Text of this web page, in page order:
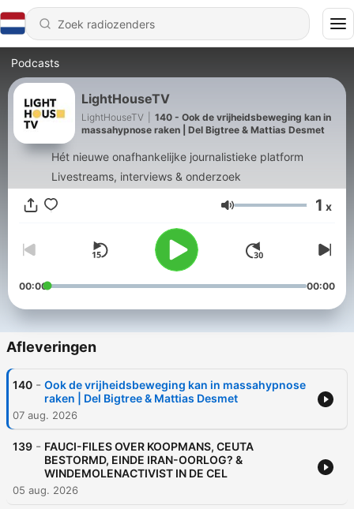
Podcasts
LightHouseTV
LightHouseTV
140 - Ook de vrijheidsbeweging kan in
massahypnose raken | Del Bigtree & Mattias Desmet
Hét nieuwe onafhankelijke journalistieke platform
Livestreams, interviews & onderzoek
Volume 1 x
00:00 00:00
Afleveringen
140 - Ook de vrijheidsbeweging kan in massahypnose
raken | Del Bigtree & Mattias Desmet
07 aug. 2026
139 - ​FAUCI-FILES OVER KOOPMANS, CEUTA
BESTORMD, EINDE IRAN-OORLOG? &
WINDEMOLENACTIVIST IN DE CEL
05 aug. 2026